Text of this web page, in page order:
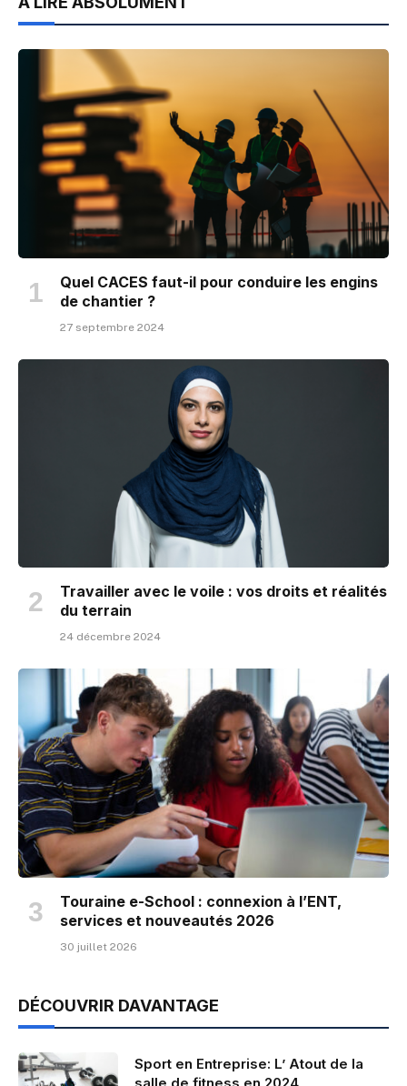
Quel CACES faut-il pour conduire les engins
de chantier ?
27 septembre 2024
Travailler avec le voile : vos droits et réalités
du terrain
24 décembre 2024
Touraine e-School : connexion à l’ENT,
services et nouveautés 2026
30 juillet 2026
DÉCOUVRIR DAVANTAGE
Sport en Entreprise: L’ Atout de la